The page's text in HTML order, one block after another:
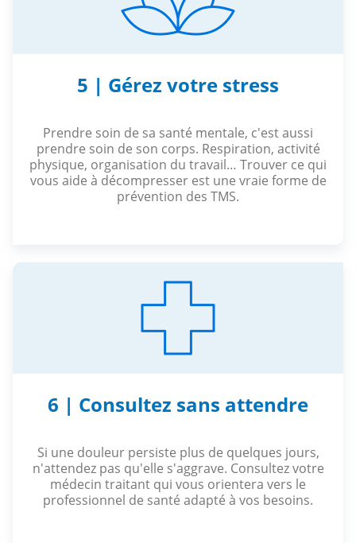
5 | Gérez votre stress
Prendre soin de sa santé mentale, c'est aussi
prendre soin de son corps. Respiration, activité
physique, organisation du travail… Trouver ce qui
vous aide à décompresser est une vraie forme de
prévention des TMS.
6 | Consultez sans attendre
Si une douleur persiste plus de quelques jours,
n'attendez pas qu'elle s'aggrave. Consultez votre
médecin traitant qui vous orientera vers le
professionnel de santé adapté à vos besoins.